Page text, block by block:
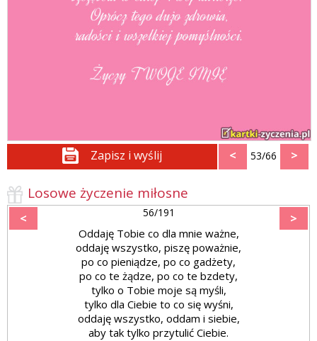
Zapisz i wyślij < 53/66 >
Losowe życzenie miłosne
< 56/191 >
Oddaję Tobie co dla mnie ważne,
oddaję wszystko, piszę poważnie,
po co pieniądze, po co gadżety,
po co te żądze, po co te bzdety,
tylko o Tobie moje są myśli,
tylko dla Ciebie to co się wyśni,
oddaję wszystko, oddam i siebie,
aby tak tylko przytulić Ciebie.